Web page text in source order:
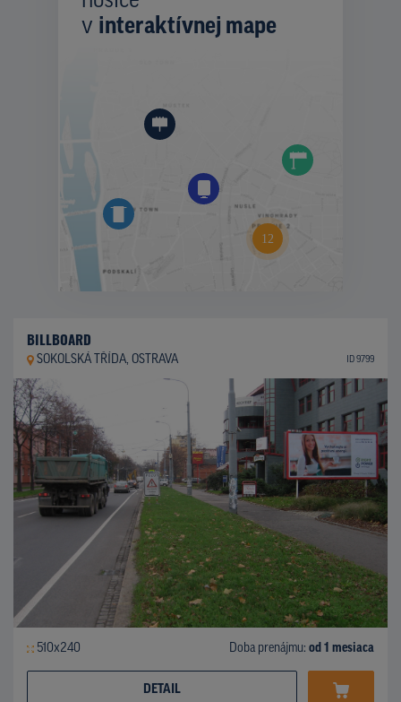
v interaktívnej mape
BILLBOARD
SOKOLSKÁ TŘÍDA, OSTRAVA ID 9799
510x240 Doba prenájmu: od 1 mesiaca
DETAIL